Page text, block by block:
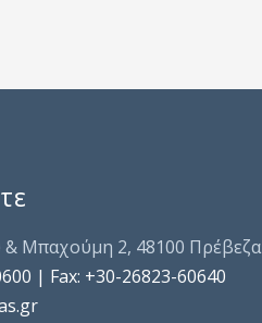
& Μπαχούμη 2, 48100 Πρέβεζα
| Fax: +30-26823-60640